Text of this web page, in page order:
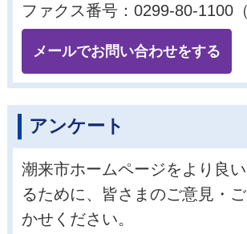
ファクス番号：0299-80-1100（
メールでお問い合わせをする
アンケート
潮来市ホームページをより良
るために、皆さまのご意見・
かせください。